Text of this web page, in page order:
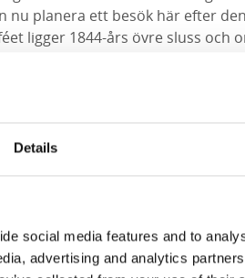
Details
social media features and to
advertising and analytics
nu planera ett besök här efter
ligger 1844-års övre sluss och
vattnet, sväng sedan till höger
Gamle Dal. Vill du också se
och gå längs med den
på gräset eller en bänk med
slussarna. För bara hundra år
de vackra omgivningarna.
1800 tillbaka till bron du var vid i